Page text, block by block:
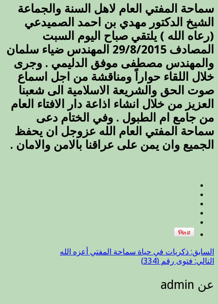
المفتي
رعاه
الله
يلتقي
المهندس
ضياء
والمهندس
مصطفى
مغلقة
سماحة المفتي العام لاهل السنة والجماعة
الشيخ الدكتور مهدي بن احمد الصميدعي
(رعاه الله ) يلتقي صباح اليوم السبت
المصادف 29/8/2015 المهندس ضياء سلمان
والمهندس مصطفى موفق الدليمي . وجرى
خلال اللقاء حواراً ومناقشة من اجل اسماع
صوت الحق والشريعة الاسلامية الى شعبنا
العزيز من خلال انشاء اذاعة دار الافتاء العام
من جامع ام الطبول . وفي الختام دعى
سماحة المفتي العام الله عزوجل ان يحفظ
الجميع وان يمن على عراقنا بالامن والامان .
السابق: ذكريات في حياة سماحة المفتي أعزه الله
التالي: فتوى رقم (334)
عن admin